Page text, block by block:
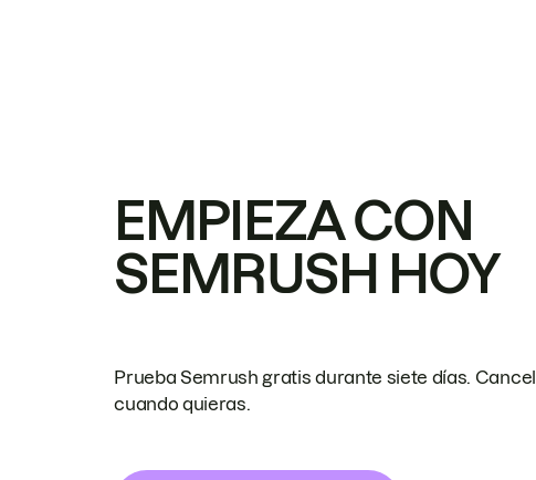
EMPIEZA CON
SEMRUSH HOY
Prueba Semrush gratis durante siete días.
cuando quieras.